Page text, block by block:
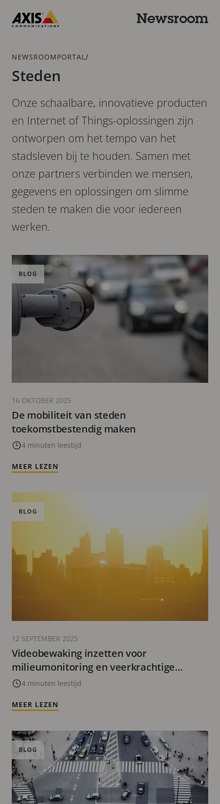
naar
Newsroom
Kruimelspoor
NEWSROOMPORTAL /
Steden
Onze schaalbare, innovatieve producten
en Internet of Things-oplossingen zijn
ontworpen om het tempo van het
stadsleven bij te houden. Samen met
onze partners verbinden we mensen,
gegevens en oplossingen om slimme
steden te maken die voor iedereen
werken.
De mobiliteit van steden
toekomstbestendig maken
4 minuten leestijd
BLOG
16 OKTOBER 2025
MEER LEZEN
Videobewaking inzetten voor
milieumonitoring en veerkrachtige
steden
4 minuten leestijd
BLOG
12 SEPTEMBER 2025
MEER LEZEN
BLOG